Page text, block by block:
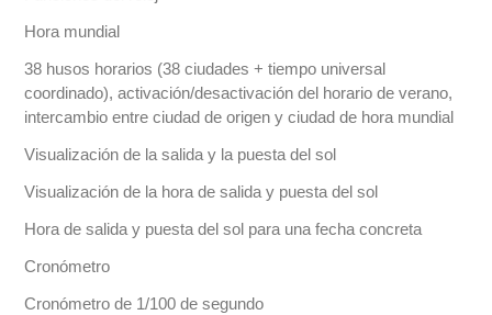
Hora mundial
38 husos horarios (38 ciudades + tiempo universal
coordinado), activación/desactivación del horario de verano,
intercambio entre ciudad de origen y ciudad de hora mundial
Visualización de la salida y la puesta del sol
Visualización de la hora de salida y puesta del sol
Hora de salida y puesta del sol para una fecha concreta
Cronómetro
Cronómetro de 1/100 de segundo